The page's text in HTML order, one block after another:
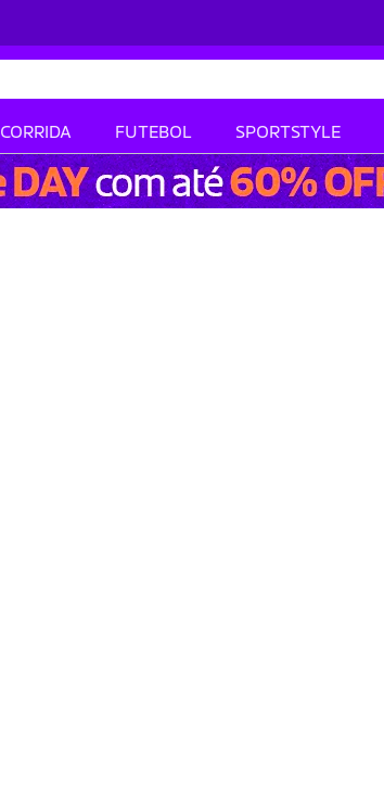
CORRIDA FUTEBOL SPORTSTYLE